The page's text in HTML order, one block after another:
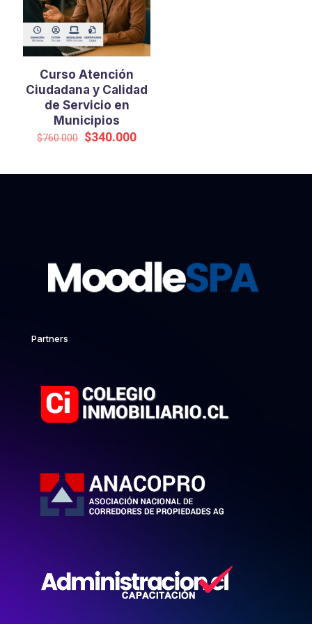
Curso Atención
Ciudadana y Calidad
de Servicio en
Municipios
$760.000 El
era:
$340.000El
es:
Partners